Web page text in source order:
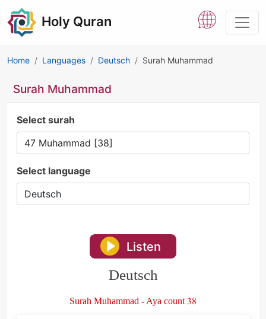
Holy Quran
Home Languages Deutsch Surah Muhammad
Surah Muhammad
Select surah
Select language
Listen
Deutsch
Surah Muhammad - Aya count 38